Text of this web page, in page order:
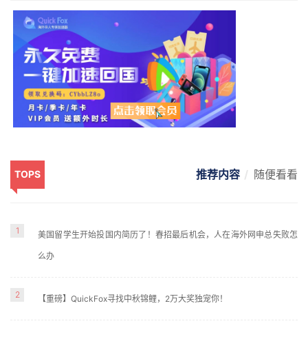
TOPS 推荐内容 随便看看
1 美国留学生开始投国内简历了！春招最后机会，人在海外网申总失败怎
么办
2 【重磅】QuickFox寻找中秋锦鲤，2万大奖独宠你！